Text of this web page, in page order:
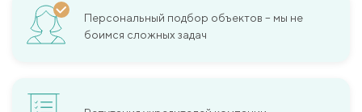
Персональный подбор объектов – мы не
боимся сложных задач